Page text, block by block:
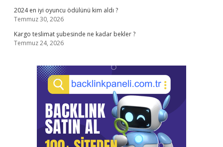
2024 en iyi oyuncu ödülünü kim aldı ?
Temmuz 30, 2026
Kargo teslimat şubesinde ne kadar bekler ?
Temmuz 24, 2026